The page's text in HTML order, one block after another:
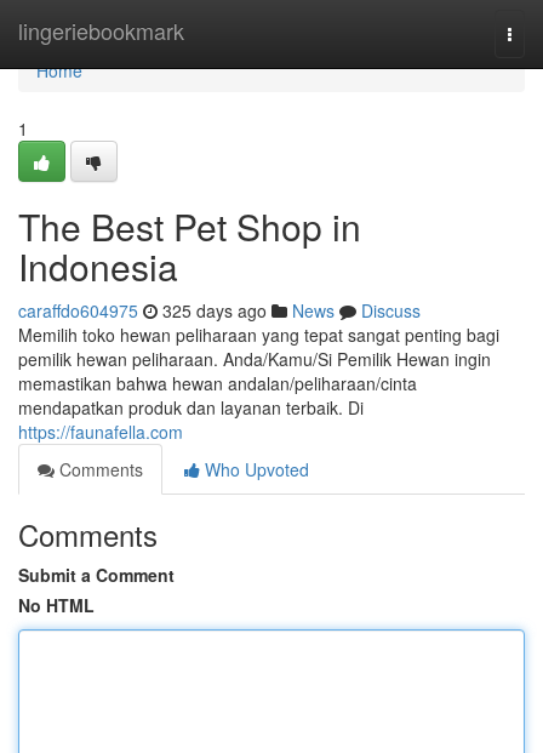
lingeriebookmark
Home
Home
1
The Best Pet Shop in
Indonesia
caraffdo604975 325 days ago News
Discuss
Memilih toko hewan peliharaan yang tepat sangat penting bagi
pemilik hewan peliharaan. Anda/Kamu/Si Pemilik Hewan ingin
memastikan bahwa hewan andalan/peliharaan/cinta
mendapatkan produk dan layanan terbaik. Di
https://faunafella.com
Comments
Who Upvoted
Comments
Submit a Comment
No HTML